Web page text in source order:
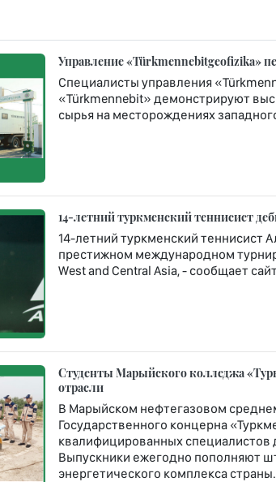
Управление «Türkmennebitgeofizika»
Специалисты управления
«Türkmennebit» демонстрируют
сырья на месторождениях
14-летний туркменский теннисист
14-летний туркменский теннисист
престижном международном
West and Central Asia, - сообщает
Студенты Марыйского колледжа
отрасли
В Марыйском нефтегазовом
Государственного концерна
квалифицированных специалистов
Выпускники ежегодно пополняют
энергетического комплекса страны.